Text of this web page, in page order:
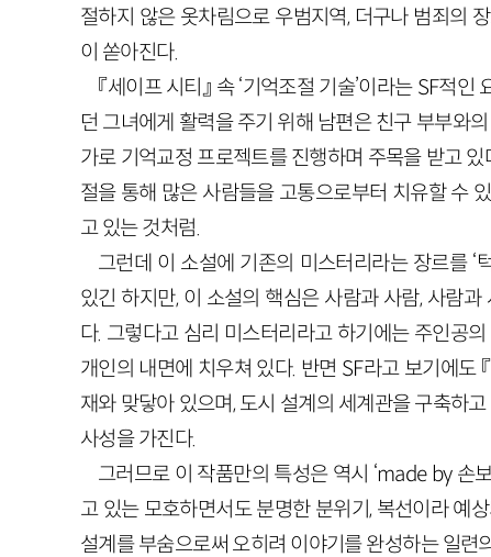
절하지 않은 옷차림으로 우범지역, 더구나 범죄의
이 쏟아진다.
『세이프 시티』 속 ‘기억조절 기술’이라는 SF적
던 그녀에게 활력을 주기 위해 남편은 친구 부부와
가로 기억교정 프로젝트를 진행하며 주목을 받고
절을 통해 많은 사람들을 고통으로부터 치유할 수
고 있는 것처럼.
그런데 이 소설에 기존의 미스터리라는 장르를 ‘
있긴 하지만, 이 소설의 핵심은 사람과 사람, 사람
다. 그렇다고 심리 미스터리라고 하기에는 주인공
개인의 내면에 치우쳐 있다. 반면 SF라고 보기에도
재와 맞닿아 있으며, 도시 설계의 세계관을 구축하
사성을 가진다.
그러므로 이 작품만의 특성은 역시 ‘made by 손
고 있는 모호하면서도 분명한 분위기, 복선이라 예
설계를 부숨으로써 오히려 이야기를 완성하는 일련